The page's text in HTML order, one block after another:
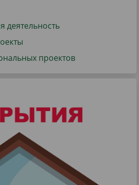
деятельность
проектов